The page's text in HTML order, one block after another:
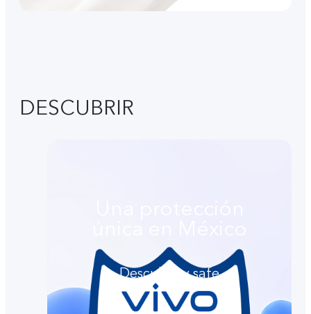
DESCUBRIR
Descubre v.safe